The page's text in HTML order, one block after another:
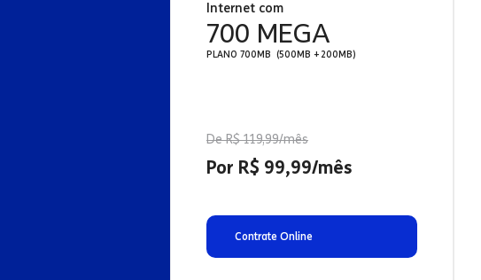
Internet com
700 MEGA
PLANO 700MB (500MB + 200MB)
De R$ 119,99/mês
Por R$ 99,99/mês
Contrate Online